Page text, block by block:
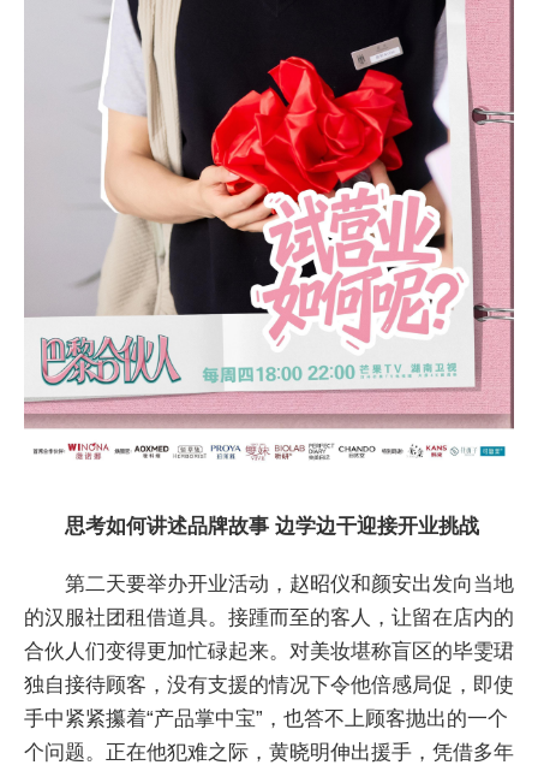
思考如何讲述品牌故事 边学边干迎接开业挑战
第二天要举办开业活动，赵昭仪和颜安出发向当地
的汉服社团租借道具。接踵而至的客人，让留在店内的
合伙人们变得更加忙碌起来。对美妆堪称盲区的毕雯珺
独自接待顾客，没有支援的情况下令他倍感局促，即使
手中紧紧攥着“产品掌中宝”，也答不上顾客抛出的一个
个问题。正在他犯难之际，黄晓明伸出援手，凭借多年